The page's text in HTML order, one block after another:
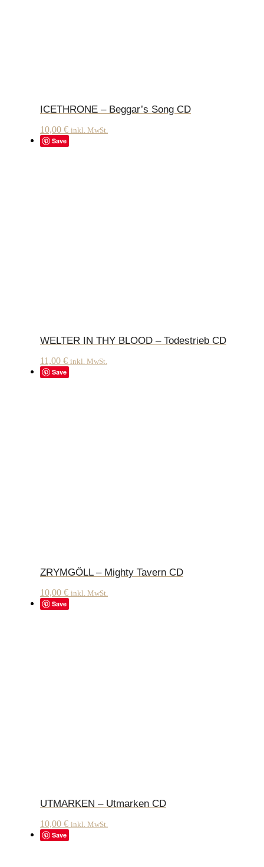
ICETHRONE – Beggar’s Song CD
10,00 € inkl. MwSt.
Save
WELTER IN THY BLOOD – Todestrieb CD
11,00 € inkl. MwSt.
Save
ZRYMGÖLL – Mighty Tavern CD
10,00 € inkl. MwSt.
Save
UTMARKEN – Utmarken CD
10,00 € inkl. MwSt.
Save